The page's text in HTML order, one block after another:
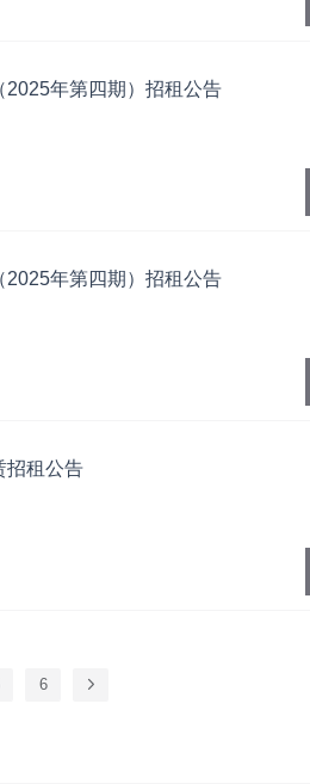
年第四期）招租公告
年第四期）招租公告
招租公告
6